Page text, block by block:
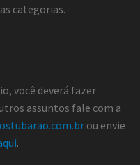
categorias.
você deverá fazer
assuntos fale com a
ou envie
.